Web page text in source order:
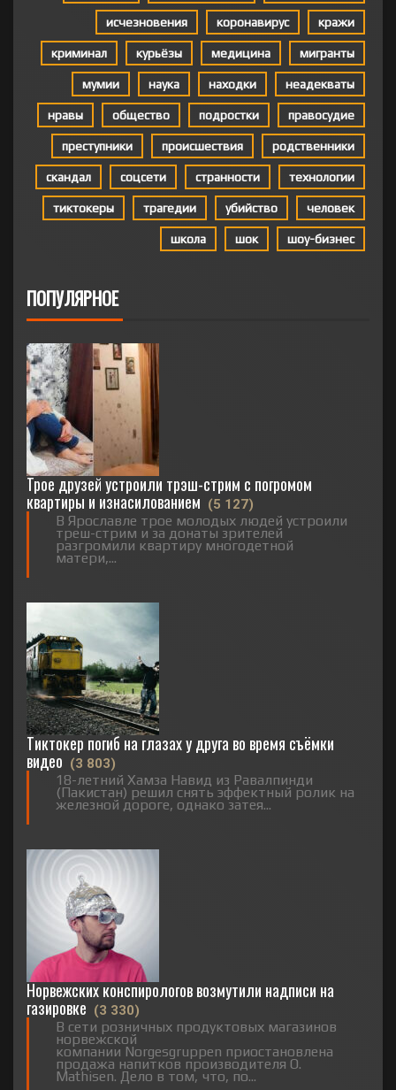
исчезновения коронавирус кражи
криминал курьёзы медицина мигранты
мумии наука находки неадекваты
нравы общество подростки правосудие
преступники происшествия родственники
скандал соцсети странности технологии
тиктокеры трагедии убийство человек
школа шок шоу-бизнес
ПОПУЛЯРНОЕ
Трое друзей устроили трэш-стрим с погромом
квартиры и изнасилованием (5 127)
В Ярославле трое молодых людей устроили
треш-стрим и за донаты зрителей
разгромили квартиру многодетной
матери,...
Тиктокер погиб на глазах у друга во время съёмки
видео (3 803)
18-летний Хамза Навид из Равалпинди
(Пакистан) решил снять эффектный ролик на
железной дороге, однако затея...
Норвежских конспирологов возмутили надписи на
газировке (3 330)
В сети розничных продуктовых магазинов
норвежской
компании Norgesgruppen приостановлена
продажа напитков производителя O.
Mathisen. Дело в том, что, по...